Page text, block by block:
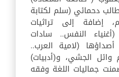
دحمائي (سلم لكتابة
إضافة إلى تراثيات
(أغنياء النفس.. سادات
أصداؤها (لامية العرب..
وائل الجشي، و(أدبيات)
جماليات اللغة وفقه